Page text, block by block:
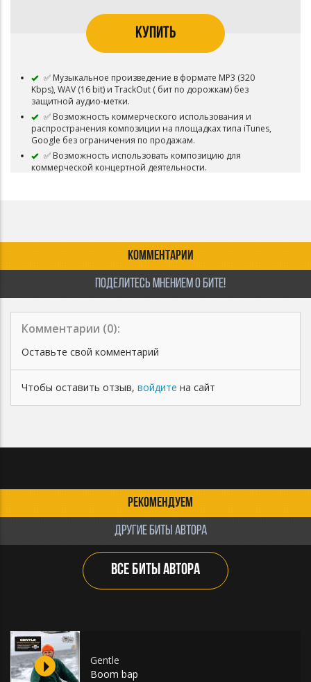
КУПИТЬ
✅ Музыкальное произведение в формате MP3 (320
Kbps), WAV (16 bit) и TrackOut ( бит по дорожкам) без
защитной аудио-метки.
✅ Возможность коммерческого использования и
распространения композиции на площадках типа iTunes,
Google без ограничения по продажам.
✅ Возможность использовать композицию для
коммерческой концертной деятельности.
✅ Композиция снимается с продажи и авторские права
КОММЕНТАРИИ
ПОДЕЛИТЕСЬ МНЕНИЕМ О БИТЕ!
Комментарии (0):
Оставьте свой комментарий
Чтобы оставить отзыв, войдите на сайт
РЕКОМЕНДУЕМ
ДРУГИЕ БИТЫ АВТОРА
ВСЕ БИТЫ АВТОРА
Gentle
Boom bap